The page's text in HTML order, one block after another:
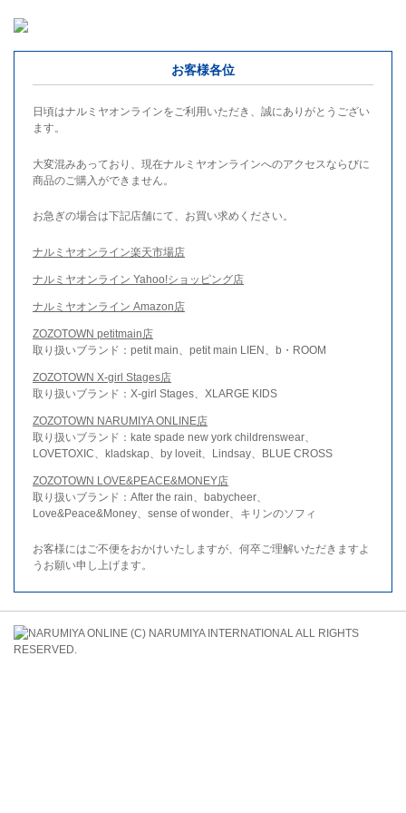
お客様各位
日頃はナルミヤオンラインをご利用いただき、誠にありがとうござい
ます。
大変混みあっており、現在ナルミヤオンラインへのアクセスならびに
商品のご購入ができません。
お急ぎの場合は下記店舗にて、お買い求めください。
ナルミヤオンライン楽天市場店
ナルミヤオンライン Yahoo!ショッピング店
ナルミヤオンライン Amazon店
ZOZOTOWN petitmain店
取り扱いブランド：petit main、petit main LIEN、b・ROOM
ZOZOTOWN X-girl Stages店
取り扱いブランド：X-girl Stages、XLARGE KIDS
ZOZOTOWN NARUMIYA ONLINE店
取り扱いブランド：kate spade new york childrenswear、
LOVETOXIC、kladskap、by loveit、Lindsay、BLUE CROSS
ZOZOTOWN LOVE&PEACE&MONEY店
取り扱いブランド：After the rain、babycheer、
Love&Peace&Money、sense of wonder、キリンのソフィ
お客様にはご不便をおかけいたしますが、何卒ご理解いただきますよ
うお願い申し上げます。